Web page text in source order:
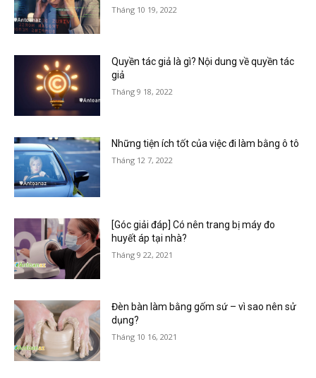
Tháng 10 19, 2022
Quyền tác giả là gì? Nội dung về quyền tác
giả
Tháng 9 18, 2022
Những tiện ích tốt của việc đi làm bằng ô tô
Tháng 12 7, 2022
[Góc giải đáp] Có nên trang bị máy đo
huyết áp tại nhà?
Tháng 9 22, 2021
Đèn bàn làm bằng gốm sứ – vì sao nên sử
dụng?
Tháng 10 16, 2021